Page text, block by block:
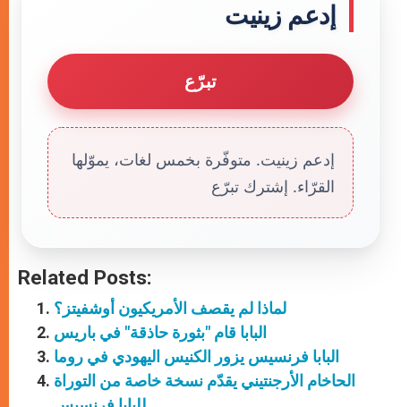
إدعم زينيت
تبرّع
إدعم زينيت. متوفّرة بخمس لغات، يموّلها
القرّاء. إشترك تبرّع
Related Posts:
لماذا لم يقصف الأمريكيون أوشفيتز؟
البابا قام "بثورة حاذقة" في باريس
البابا فرنسيس يزور الكنيس اليهودي في روما
الحاخام الأرجنتيني يقدّم نسخة خاصة من التوراة